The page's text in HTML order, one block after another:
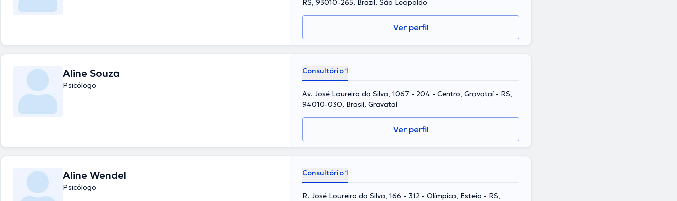
RS, 93010-265, Brazil, São Leopoldo
Ver perfil
Aline Souza
Psicólogo
Consultório 1
Av. José Loureiro da Silva, 1067 - 204 - Centro, Gravataí - RS,
94010-030, Brasil, Gravataí
Ver perfil
Aline Wendel
Psicólogo
Consultório 1
R. José Loureiro da Silva, 166 - 312 - Olímpica, Esteio - RS,